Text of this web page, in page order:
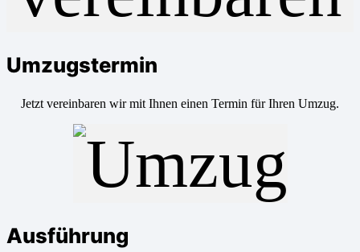
Umzugstermin
Jetzt vereinbaren wir mit Ihnen einen Termin für Ihren Umzug.
Ausführung